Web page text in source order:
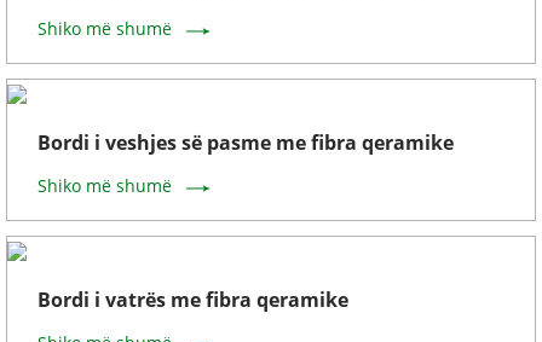
Shiko më shumë
Bordi i veshjes së pasme me fibra qeramike
Shiko më shumë
Bordi i vatrës me fibra qeramike